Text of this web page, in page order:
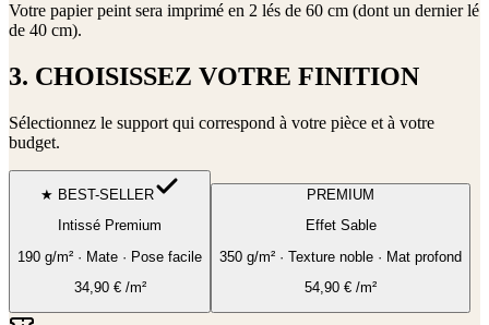
Votre papier peint sera imprimé en 2 lés de 60 cm (dont un dernier lé
de 40 cm).
3. CHOISISSEZ VOTRE FINITION
Sélectionnez le support qui correspond à votre pièce et à votre
budget.
★ BEST-SELLER
Intissé Premium
190 g/m² · Mate · Pose facile
34,90€/m²
PREMIUM
Effet Sable
350 g/m² · Texture noble · Mat profond
54,90 € /m²